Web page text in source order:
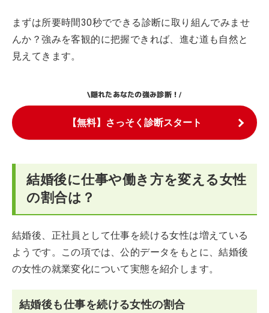
まずは所要時間30秒でできる診断に取り組んでみませ
んか？強みを客観的に把握できれば、進む道も自然と
見えてきます。
\隠れたあなたの強み診断！/
【無料】さっそく診断スタート
結婚後に仕事や働き方を変える女性
の割合は？
結婚後、正社員として仕事を続ける女性は増えている
ようです。この項では、公的データをもとに、結婚後
の女性の就業変化について実態を紹介します。
結婚後も仕事を続ける女性の割合